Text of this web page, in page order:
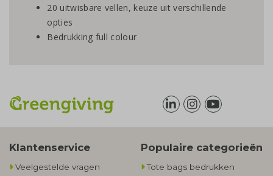
20 uitwisbare vellen, keuze uit verschillende
opties
Bedrukking full colour
Klantenservice
Veelgestelde vragen
Populaire categorieën
Tote bags bedrukken